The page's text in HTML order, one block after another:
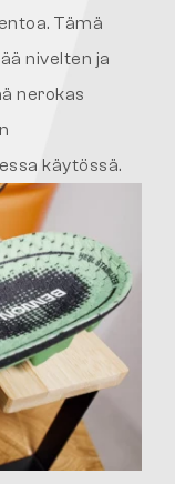
Tämä
nivelten ja
nerokas
käytössä.